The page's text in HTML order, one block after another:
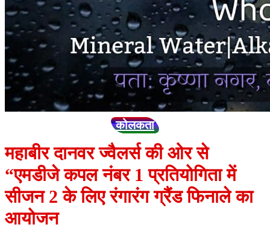
कोलकता
महाबीर दानवर ज्वैलर्स की ओर से
“एमडीजे कपल नंबर 1 प्रतियोगिता में
सीजन 2 के लिए रंगारंग ग्रैंड फिनाले का
आयोजन